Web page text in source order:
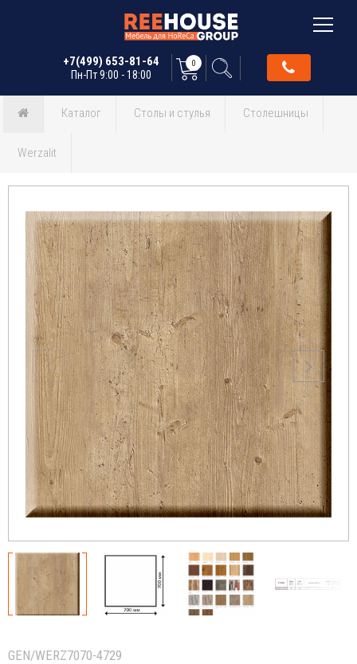
+7(499) 653-81-64
Пн-Пт 9:00 - 18:00
0
Каталог Столы и стулья Столешницы
Werzalit
GEN/WERZ7070-4729